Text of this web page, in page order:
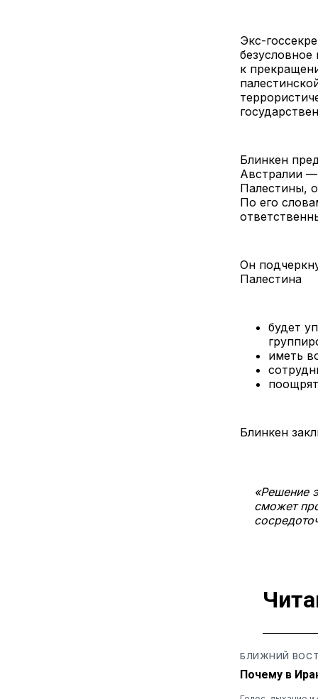
Экс-
к
Блинкен
Австралии
Палестины,
По его
Он
Палестина
будет
иметь
Блинкен
«Решение
сможет
БЛИЖНИЙ
Почему в